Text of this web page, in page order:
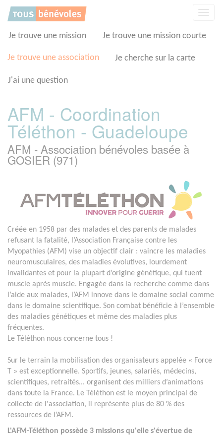
Je trouve une mission Je trouve une mission courte
Je trouve une association Je cherche sur la carte
J'ai une question
AFM - Coordination
Téléthon - Guadeloupe
AFM - Association bénévoles basée à
GOSIER (971)
Créée en 1958 par des malades et des parents de malades
refusant la fatalité, l’Association Française contre les
Myopathies (AFM) vise un objectif clair : vaincre les maladies
neuromusculaires, des maladies évolutives, lourdement
invalidantes et pour la plupart d’origine génétique, qui tuent
muscle après muscle. Engagée dans la recherche comme dans
l’aide aux malades, l’AFM innove dans le domaine social comme
dans le domaine scientifique. Son combat bénéficie à l’ensemble
des maladies génétiques et même des maladies plus
fréquentes.
Le Téléthon nous concerne tous !
Sur le terrain la mobilisation des organisateurs appelée « Force
T » est exceptionnelle. Sportifs, jeunes, salariés, médecins,
scientifiques, retraités... organisent des milliers d’animations
dans toute la France. Le Téléthon est le moyen principal de
collecte de l'association, il représente plus de 80 % des
ressources de l’AFM.
L'AFM-Téléthon possède 3 missions qu'elle s'évertue de
Panneau de gestion des cookies